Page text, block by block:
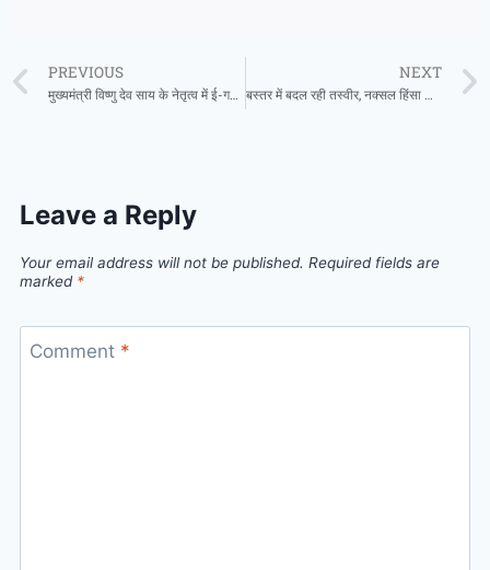
PREVIOUS
मुख्यमंत्री विष्णु देव साय के नेतृत्व में ई-गवर्नेंस की ओर बड़ा कदम: अब कर्मचारियों की ‘कुंडली’ मोबाइल एप पर
NEXT
बस्तर में बदल रही तस्वीर, नक्सल हिंसा की जगह अब छाई खुशियां
Leave a Reply
Your email address will not be published. Required fields are
marked *
Comment *